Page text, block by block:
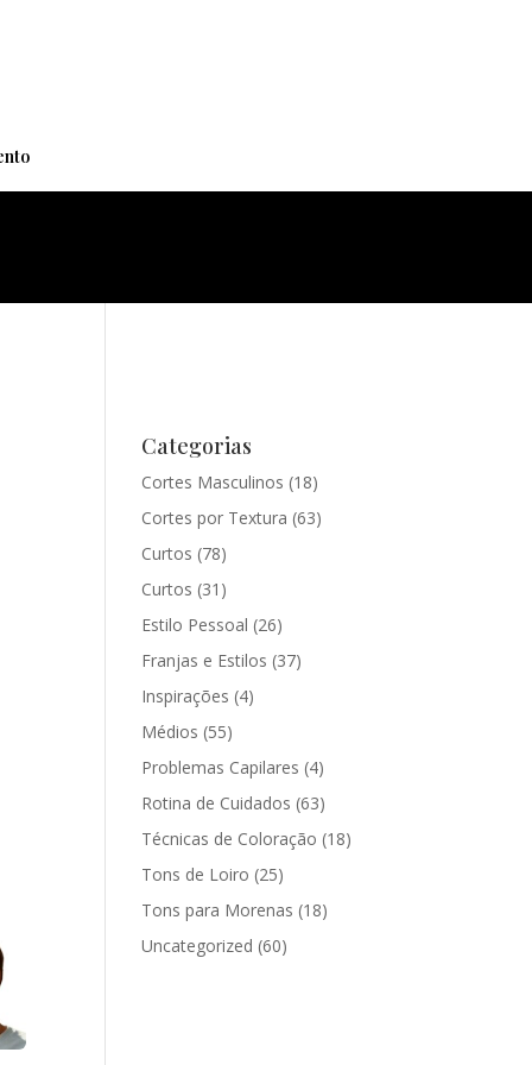
Categorias
Cortes Masculinos (18)
Cortes por Textura (63)
Curtos (78)
Curtos (31)
Estilo Pessoal (26)
Franjas e Estilos (37)
Inspirações (4)
Médios (55)
Problemas Capilares (4)
Rotina de Cuidados (63)
Técnicas de Coloração (18)
Tons de Loiro (25)
Tons para Morenas (18)
Uncategorized (60)